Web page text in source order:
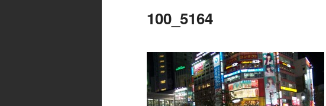
100_5164